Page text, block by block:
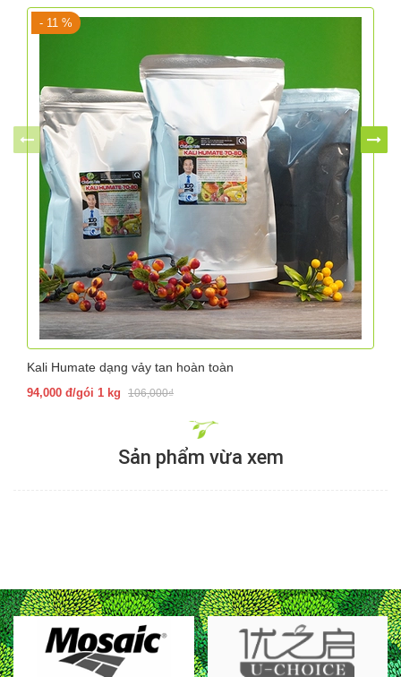
- 11 %
Kali Humate dạng vảy tan hoàn toàn
94,000 đ/gói 1 kg 106,000₫
Sản phẩm vừa xem